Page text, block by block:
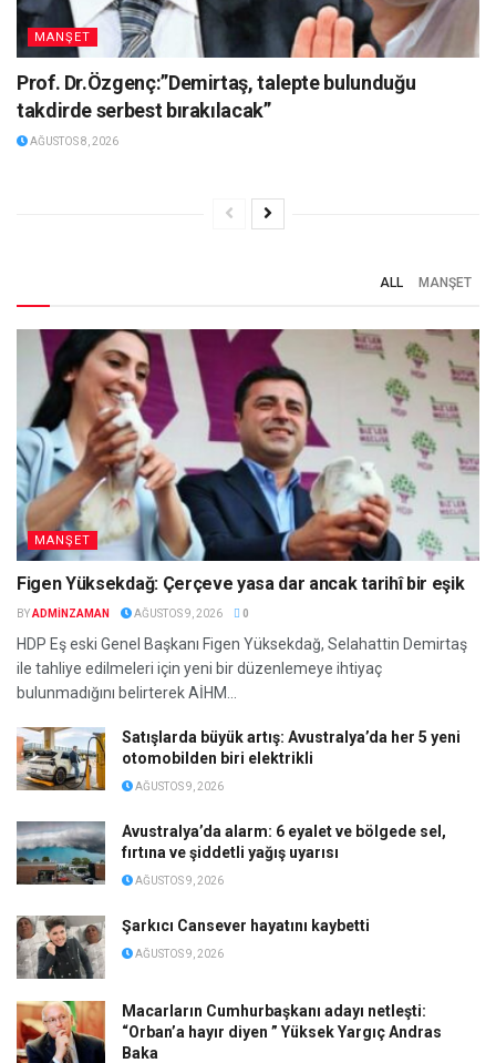
MANŞET
Prof. Dr.Özgenç:”Demirtaş, talepte bulunduğu
takdirde serbest bırakılacak”
AĞUSTOS 8, 2026
ALL MANŞET
MANŞET
Figen Yüksekdağ: Çerçeve yasa dar ancak tarihî bir eşik
BYADMINZAMAN AĞUSTOS 9, 2026 0
HDP Eş eski Genel Başkanı Figen Yüksekdağ, Selahattin Demirtaş
ile tahliye edilmeleri için yeni bir düzenlemeye ihtiyaç
bulunmadığını belirterek AİHM...
Satışlarda büyük artış: Avustralya’da her 5 yeni
otomobilden biri elektrikli
AĞUSTOS 9, 2026
Avustralya’da alarm: 6 eyalet ve bölgede sel,
fırtına ve şiddetli yağış uyarısı
AĞUSTOS 9, 2026
Şarkıcı Cansever hayatını kaybetti
AĞUSTOS 9, 2026
Macarların Cumhurbaşkanı adayı netleşti:
“Orban’a hayır diyen ” Yüksek Yargıç Andras
Baka